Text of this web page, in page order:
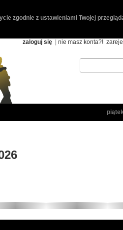
zgodnie z ustawieniami Twojej
zaloguj się | nie masz konta?!